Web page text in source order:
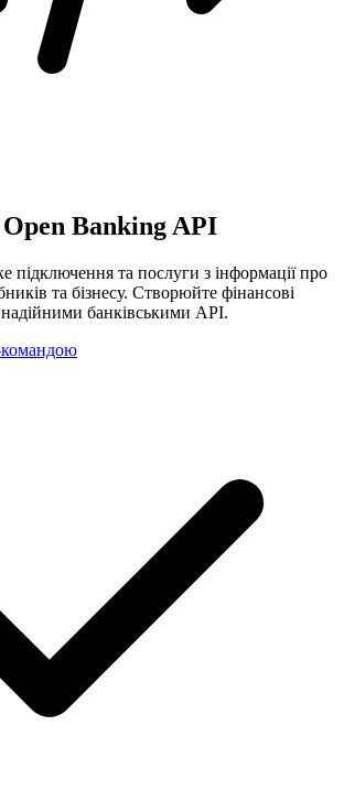
Banking API
підключення та послуги з інформації про
та бізнесу. Створюйте фінансові
банківськими API.
командою